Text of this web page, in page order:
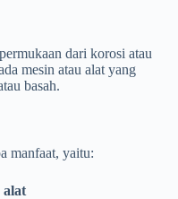
dari korosi atau
mesin atau alat yang
basah.
manfaat, yaitu:
alat